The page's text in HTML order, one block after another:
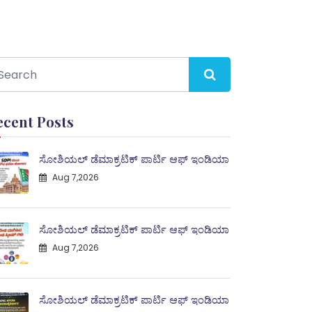
Posts
ಸೋಶಿಯಲ್ ಡೆಮಾಕ್ರಟಿಕ್ ಪಾರ್ಟಿ ಆಫ್ ಇಂಡಿಯಾ
Aug 7,2026
ಸೋಶಿಯಲ್ ಡೆಮಾಕ್ರಟಿಕ್ ಪಾರ್ಟಿ ಆಫ್ ಇಂಡಿಯಾ
Aug 7,2026
ಸೋಶಿಯಲ್ ಡೆಮಾಕ್ರಟಿಕ್ ಪಾರ್ಟಿ ಆಫ್ ಇಂಡಿಯಾ